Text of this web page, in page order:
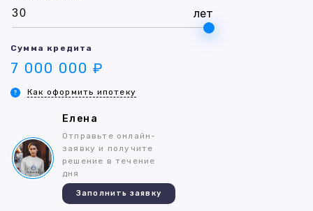
лет
Сумма кредита
7 000 000 ₽
Как оформить ипотеку
Елена
Отправьте онлайн-
заявку и получите
решение в течение
дня
Заполнить заявку